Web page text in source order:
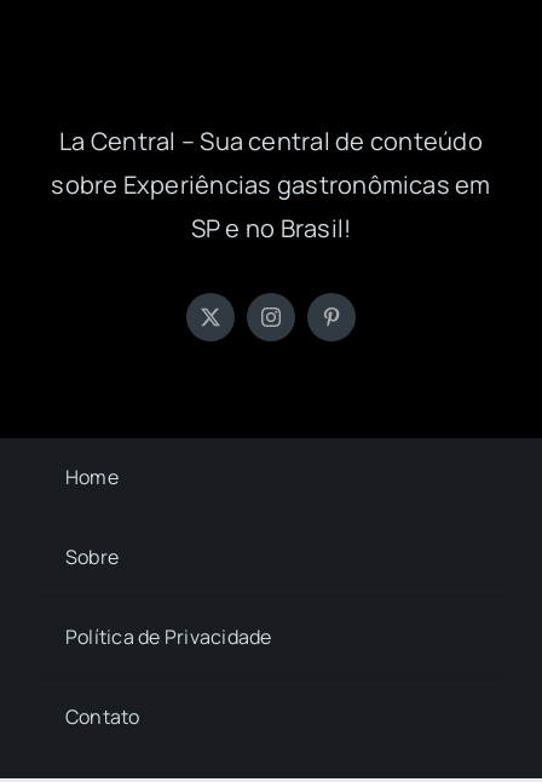
La Central – Sua central de conteúdo
sobre Experiências gastronômicas em
SP e no Brasil!
Home
Sobre
Política de Privacidade
Contato